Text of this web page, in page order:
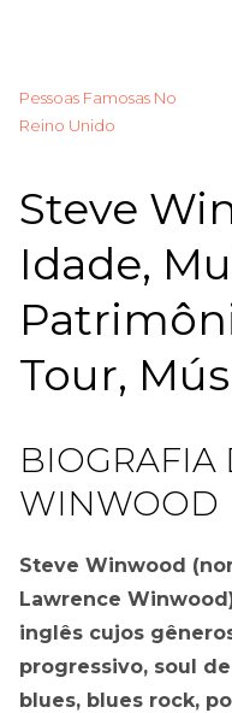
Pessoas Famosas No
Reino Unido
Steve
Idade,
Tour,
BIOGRAFIA
WINWOOD
Steve Winwood
Lawrence
inglês cujos
progressivo, soul
blues, blues rock,